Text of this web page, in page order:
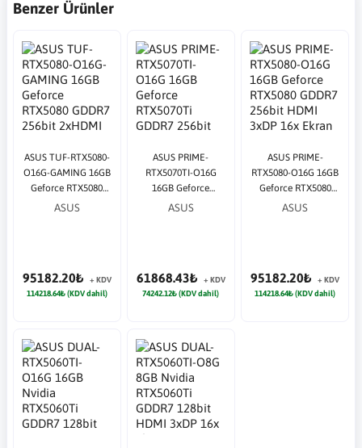
Benzer Ürünler
ASUS TUF-RTX5080-
O16G-GAMING 16GB
Geforce RTX5080
GDDR7 256bit
ASUS
95182.20₺
+ KDV
114218.64₺ (KDV dahil)
ASUS PRIME-
RTX5070TI-O16G
16GB Geforce
RTX5070Ti GDDR7
ASUS
61868.43₺
+ KDV
74242.12₺ (KDV dahil)
ASUS PRIME-
RTX5080-O16G 16GB
Geforce RTX5080
GDDR7 256bit HDMI
ASUS
95182.20₺
+ KDV
114218.64₺ (KDV dahil)